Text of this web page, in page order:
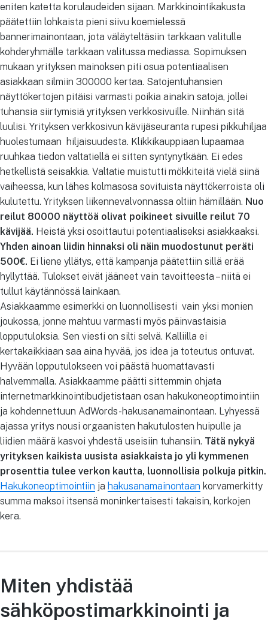
eniten katetta korulaudeiden sijaan. Markkinointikakusta
päätettiin lohkaista pieni siivu koemielessä
bannerimainontaan, jota väläyteltäsiin tarkkaan valitulle
kohderyhmälle tarkkaan valitussa mediassa. Sopimuksen
mukaan yrityksen mainoksen piti osua potentiaalisen
asiakkaan silmiin 300000 kertaa. Satojentuhansien
näyttökertojen pitäisi varmasti poikia ainakin satoja, jollei
tuhansia siirtymisiä yrityksen verkkosivuille. Niinhän sitä
luulisi. Yrityksen verkkosivun kävijäseuranta rupesi pikkuhiljaa
huolestumaan hiljaisuudesta. Klikkikauppiaan lupaamaa
ruuhkaa tiedon valtatiellä ei sitten syntynytkään. Ei edes
hetkellistä seisakkia. Valtatie muistutti mökkiteitä vielä siinä
vaiheessa, kun lähes kolmasosa sovituista näyttökerroista oli
kulutettu. Yrityksen liikennevalvonnassa oltiin hämillään. Nuo
reilut 80000 näyttöä olivat poikineet sivuille reilut 70
kävijää. Heistä yksi osoittautui potentiaaliseksi asiakkaaksi.
Yhden ainoan liidin hinnaksi oli näin muodostunut peräti
500€. Ei liene yllätys, että kampanja päätettiin sillä erää
hyllyttää. Tulokset eivät jääneet vain tavoitteesta – niitä ei
tullut käytännössä lainkaan.
Asiakkaamme esimerkki on luonnollisesti vain yksi monien
joukossa, jonne mahtuu varmasti myös päinvastaisia
lopputuloksia. Sen viesti on silti selvä. Kalliilla ei
kertakaikkiaan saa aina hyvää, jos idea ja toteutus ontuvat.
Hyvään lopputulokseen voi päästä huomattavasti
halvemmalla. Asiakkaamme päätti sittemmin ohjata
internetmarkkinointibudjetistaan osan hakukoneoptimointiin
ja kohdennettuun AdWords-hakusanamainontaan. Lyhyessä
ajassa yritys nousi orgaanisten hakutulosten huipulle ja
liidien määrä kasvoi yhdestä useisiin tuhansiin. Tätä nykyä
yrityksen kaikista uusista asiakkaista jo yli kymmenen
prosenttia tulee verkon kautta, luonnollisia polkuja pitkin.
Hakukoneoptimointiin ja hakusanamainontaan korvamerkitty
summa maksoi itsensä moninkertaisesti takaisin, korkojen
kera.
Miten yhdistää
sähköpostimarkkinointi ja